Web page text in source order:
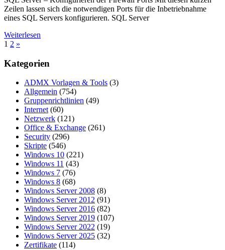
Zeilen lassen sich die notwendigen Ports für die Inbetriebnahme
eines SQL Servers konfigurieren. SQL Server
Weiterlesen
Seitennummerierung
der
Beiträge
1 2 Nächste
»
Kategorien
ADMX Vorlagen & Tools (3)
Allgemein (754)
Gruppenrichtlinien (49)
Internet (60)
Netzwerk (121)
Office & Exchange (261)
Security (296)
Skripte (546)
Windows 10 (221)
Windows 11 (43)
Windows 7 (76)
Windows 8 (68)
Windows Server 2008 (8)
Windows Server 2012 (91)
Windows Server 2016 (82)
Windows Server 2019 (107)
Windows Server 2022 (19)
Windows Server 2025 (32)
Zertifikate (114)